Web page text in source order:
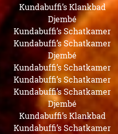
Kundabuffi’s Klankbad
Djembé
Kundabuffi’s Schatkamer
Kundabuffi’s Schatkamer
Djembé
Kundabuffi’s Schatkamer
Kundabuffi’s Schatkamer
Kundabuffi’s Schatkamer
Djembé
Kundabuffi’s Klankbad
Kundabuffi’s Schatkamer